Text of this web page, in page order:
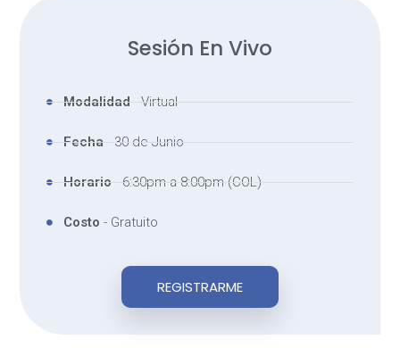
Sesión En Vivo
Modalidad- Virtual
Fecha- 30 de Junio
Horario- 6:30pm a 8:00pm (COL)
Costo - Gratuito
REGISTRARME